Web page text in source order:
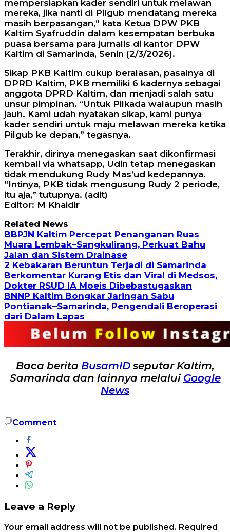
mempersiapkan kader sendiri untuk melawan
mereka, jika nanti di Pilgub mendatang mereka
masih berpasangan,” kata Ketua DPW PKB
Kaltim Syafruddin dalam kesempatan berbuka
puasa bersama para jurnalis di kantor DPW
Kaltim di Samarinda, Senin (2/3/2026).
Sikap PKB Kaltim cukup beralasan, pasalnya di
DPRD Kaltim, PKB memiliki 6 kadernya sebagai
anggota DPRD Kaltim, dan menjadi salah satu
unsur pimpinan. “Untuk Pilkada walaupun masih
jauh. Kami udah nyatakan sikap, kami punya
kader sendiri untuk maju melawan mereka ketika
Pilgub ke depan,” tegasnya.
Terakhir, dirinya menegaskan saat dikonfirmasi
kembali via whatsapp, Udin tetap menegaskan
tidak mendukung Rudy Mas’ud kedepannya.
“Intinya, PKB tidak mengusung Rudy 2 periode,
itu aja,” tutupnya. (adit)
Editor: M Khaidir
Related News
BBPJN Kaltim Percepat Penanganan Ruas
Muara Lembak–Sangkulirang, Perkuat Bahu
Jalan dan Sistem Drainase
2 Kebakaran Beruntun Terjadi di Samarinda
Berkomentar Kurang Etis dan Viral di Medsos,
Dokter RSUD IA Moeis Dibebastugaskan
BNNP Kaltim Bongkar Jaringan Sabu
Pontianak–Samarinda, Pengendali Beroperasi
dari Dalam Lapas
Baca berita BusamIDseputar Kaltim,
Samarinda dan lainnya melalui Google
News
Comment
Leave a Reply
Your email address will not be published. Required